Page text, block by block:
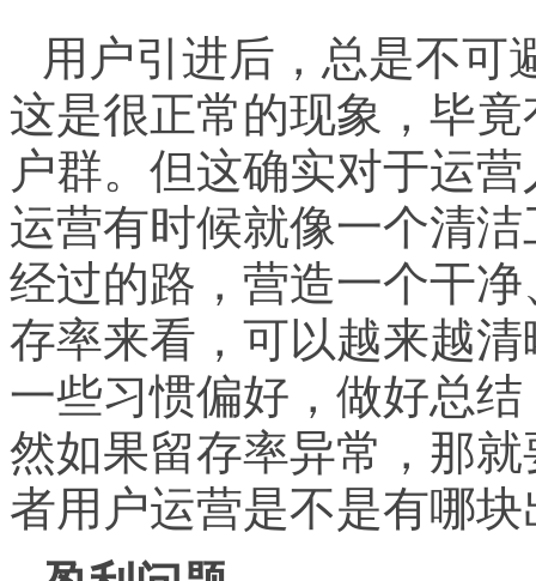
用户引进后，总是不可
这是很正常的现象，毕
户群。但这确实对于运
运营有时候就像一个清
经过的路，营造一个干
存率来看，可以越来越
一些习惯偏好，做好总
然如果留存率异常，那
者用户运营是不是有哪